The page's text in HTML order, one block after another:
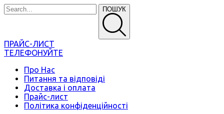
ПОШУК
ПРАЙС-ЛИСТ
ТЕЛЕФОНУЙТЕ
Про Нас
Питання та відповіді
Доставка і оплата
Прайс-лист
Політика конфіденційності